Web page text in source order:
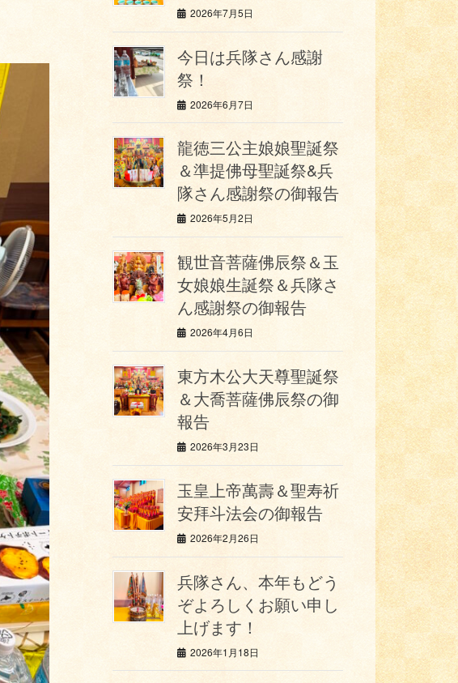
2026年7月5日
今日は兵隊さん感謝
祭！
2026年6月7日
龍徳三公主娘娘聖誕祭
＆準提佛母聖誕祭&兵
隊さん感謝祭の御報告
2026年5月2日
観世音菩薩佛辰祭＆玉
女娘娘生誕祭＆兵隊さ
ん感謝祭の御報告
2026年4月6日
東方木公大天尊聖誕祭
＆大喬菩薩佛辰祭の御
報告
2026年3月23日
玉皇上帝萬壽＆聖寿祈
安拜斗法会の御報告
2026年2月26日
兵隊さん、本年もどう
ぞよろしくお願い申し
上げます！
2026年1月18日